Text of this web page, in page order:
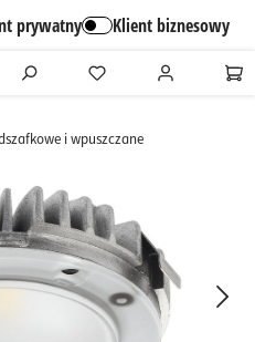
prywatny Klient biznesowy
i wpuszczane